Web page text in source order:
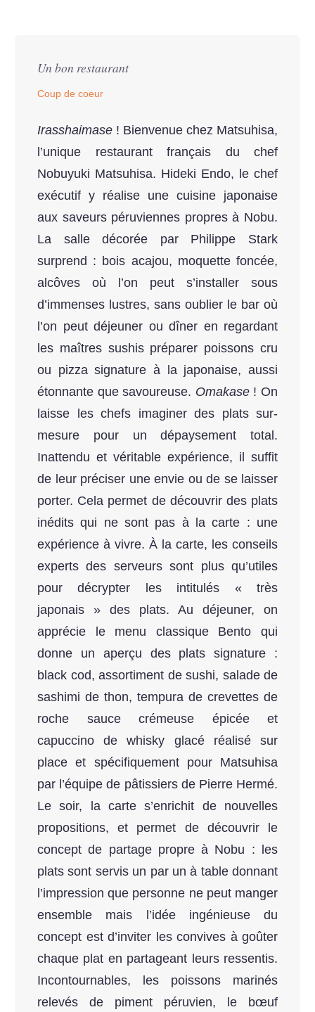
Un bon restaurant
Coup de coeur
Irasshaimase ! Bienvenue chez Matsuhisa,
l’unique restaurant français du chef
Nobuyuki Matsuhisa. Hideki Endo, le chef
exécutif y réalise une cuisine japonaise
aux saveurs péruviennes propres à Nobu.
La salle décorée par Philippe Stark
surprend : bois acajou, moquette foncée,
alcôves où l’on peut s’installer sous
d’immenses lustres, sans oublier le bar où
l’on peut déjeuner ou dîner en regardant
les maîtres sushis préparer poissons cru
ou pizza signature à la japonaise, aussi
étonnante que savoureuse. Omakase ! On
laisse les chefs imaginer des plats sur-
mesure pour un dépaysement total.
Inattendu et véritable expérience, il suffit
de leur préciser une envie ou de se laisser
porter. Cela permet de découvrir des plats
inédits qui ne sont pas à la carte : une
expérience à vivre. À la carte, les conseils
experts des serveurs sont plus qu’utiles
pour décrypter les intitulés « très
japonais » des plats. Au déjeuner, on
apprécie le menu classique Bento qui
donne un aperçu des plats signature :
black cod, assortiment de sushi, salade de
sashimi de thon, tempura de crevettes de
roche sauce crémeuse épicée et
capuccino de whisky glacé réalisé sur
place et spécifiquement pour Matsuhisa
par l’équipe de pâtissiers de Pierre Hermé.
Le soir, la carte s’enrichit de nouvelles
propositions, et permet de découvrir le
concept de partage propre à Nobu : les
plats sont servis un par un à table donnant
l’impression que personne ne peut manger
ensemble mais l’idée ingénieuse du
concept est d’inviter les convives à goûter
chaque plat en partageant leurs ressentis.
Incontournables, les poissons marinés
relevés de piment péruvien, le bœuf